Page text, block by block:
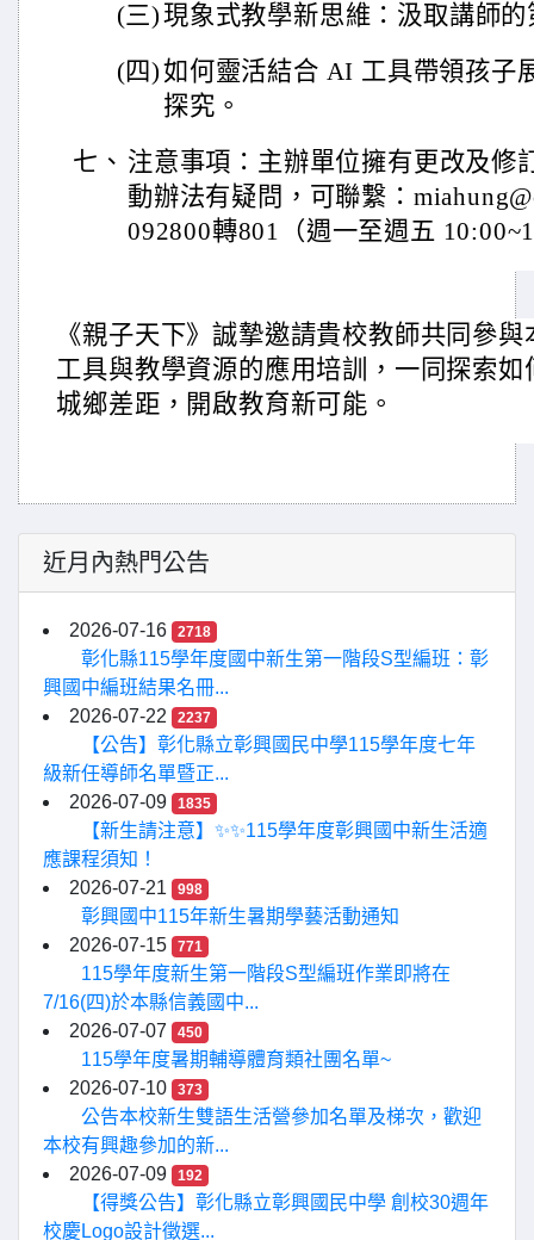
(三)現象式教學新思維：汲取講師
(四)如何靈活結合 AI 工具帶領孩子
探究。
七、 注意事項：主辦單位擁有更改及修
動辦法有疑問，可聯繫：
092800轉801（週一至週五
《親子天下》誠摯邀請貴校教師共同參
工具與教學資源的應用培訓，一同探索
城鄉差距，開啟教育新可能。
近月內熱門公告
2026-07-16 2718
彰化縣115學年度國中新生第一階段S型編班：彰
興國中編班結果名冊...
2026-07-22
2237
【公告】彰化縣立彰興國民中學115學年度七年
級新任導師名單暨正...
2026-07-09
1835
【新生請注意】✨✨115學年度彰興國中新生活適
應課程須知！
2026-07-21
998
彰興國中115年新生暑期學藝活動通知
2026-07-15
771
115學年度新生第一階段S型編班作業即將在
7/16(四)於本縣信義國中...
2026-07-07
450
115學年度暑期輔導體育類社團名單~
2026-07-10
373
公告本校新生雙語生活營參加名單及梯次，歡迎
本校有興趣參加的新...
2026-07-09
192
【得獎公告】彰化縣立彰興國民中學 創校30週年
校慶Logo設計徵選...